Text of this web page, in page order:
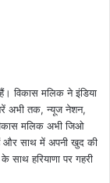
विकास मलिक ने इंडिया
अभी तक, न्यूज नेशन,
मलिक अभी जिओ
हैं और साथ में अपनी खुद की
हरियाणा पर गहरी